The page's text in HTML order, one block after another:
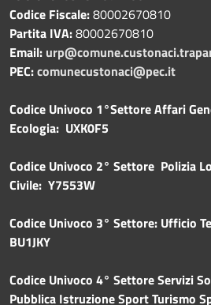
Codice Fiscale:80002670810
Partita IVA:80002670810
Email:
PEC:comunecustonaci@pec.it
Codice Univoco 1°Settore Affari
Ecologia: UXK0F5
Codice Univoco 2° Settore Polizia
Civile: Y7553W
Codice Univoco 3° Settore: Ufficio
BU1JKY
Codice Univoco 4° Settore Servizi
Pubblica Istruzione Sport Turismo